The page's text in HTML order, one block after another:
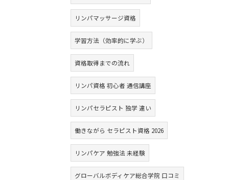
リンパマッサージ資格
学習方法（効率的に学ぶ）
資格取得までの流れ
リンパ資格 初心者 通信講座
リンパセラピスト 独学 違い
働きながら セラピスト資格 2026
リンパケア 勉強法 未経験
グローバルボディケア総合学院 口コミ